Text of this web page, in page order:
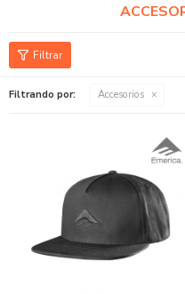
Filtrando por: Accesorios